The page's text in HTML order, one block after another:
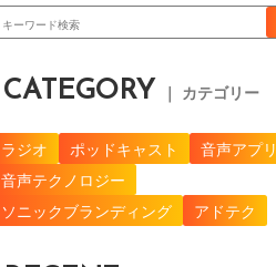
CATEGORY ｜ カテゴリー
ラジオ ポッドキャスト
音声アプリ
音声テクノロジー
ソニックブランディング
アドテク